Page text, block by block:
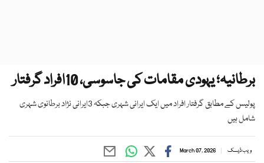
برطانیہ؛ یہودی مقامات کی جاسوسی، 10افراد گرفتار
پولیس کے مطابق گرفتار افراد میں ایک ایرانی شہری جبکہ 3ایرانی نژاد برطانوی شہری
شامل ہیں
ویب ڈیسک March 07, 2026